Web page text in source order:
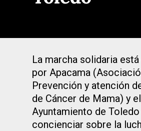
La marcha solidaria
por Apacama
Prevención y atención
de Cáncer de Mama) y el
Ayuntamiento de
concienciar sobre la